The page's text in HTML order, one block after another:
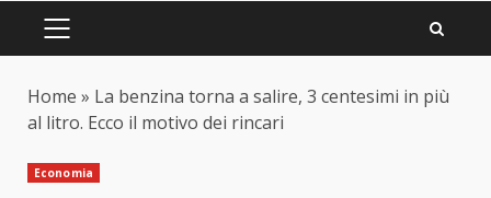
PRIMARY
Home » La benzina torna a salire, 3 centesimi in più
al litro. Ecco il motivo dei rincari
Economia